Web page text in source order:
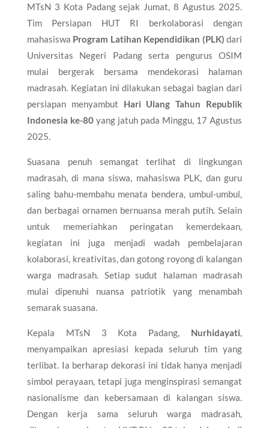
MTsN 3 Kota Padang sejak Jumat, 8 Agustus 2025.
Tim Persiapan HUT RI berkolaborasi dengan
mahasiswa Program Latihan Kependidikan (PLK) dari
Universitas Negeri Padang serta pengurus OSIM
mulai bergerak bersama mendekorasi halaman
madrasah. Kegiatan ini dilakukan sebagai bagian dari
persiapan menyambut Hari Ulang Tahun Republik
Indonesia ke-80yang jatuh pada Minggu, 17 Agustus
2025.
Suasana penuh semangat terlihat di lingkungan
madrasah, di mana siswa, mahasiswa PLK, dan guru
saling bahu-membahu menata bendera, umbul-umbul,
dan berbagai ornamen bernuansa merah putih. Selain
untuk memeriahkan peringatan kemerdekaan,
kegiatan ini juga menjadi wadah pembelajaran
kolaborasi, kreativitas, dan gotong royong di kalangan
warga madrasah. Setiap sudut halaman madrasah
mulai dipenuhi nuansa patriotik yang menambah
semarak suasana.
Kepala MTsN 3 Kota Padang, Nurhidayati,
menyampaikan apresiasi kepada seluruh tim yang
terlibat. Ia berharap dekorasi ini tidak hanya menjadi
simbol perayaan, tetapi juga menginspirasi semangat
nasionalisme dan kebersamaan di kalangan siswa.
Dengan kerja sama seluruh warga madrasah,